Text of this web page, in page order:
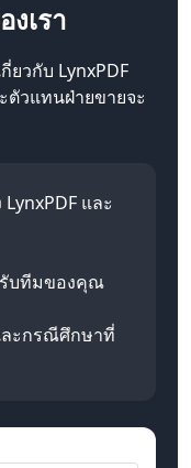
เรา
วกับ LynxPDF
วแทนฝ่ายขายจะ
และ
บทีมของคุณ
ะกรณีศึกษาที่